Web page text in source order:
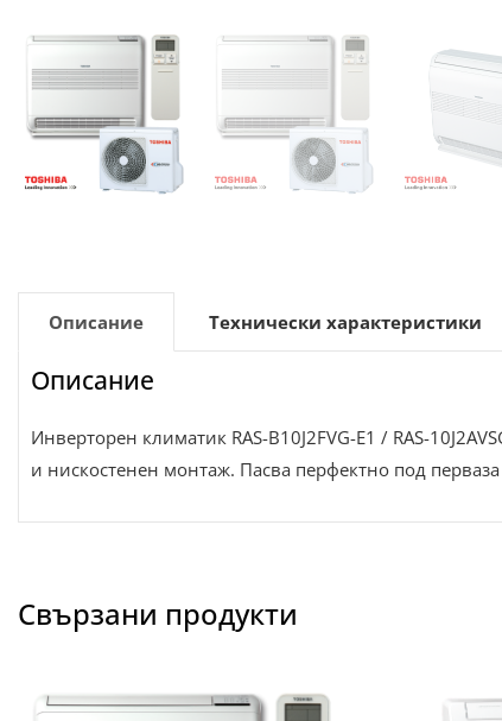
Описание Технически характеристики
Описание
Инверторен климатик RAS-B10J2FVG-E1 / RAS-
и нискостенен монтаж. Пасва перфектно под
Свързани продукти